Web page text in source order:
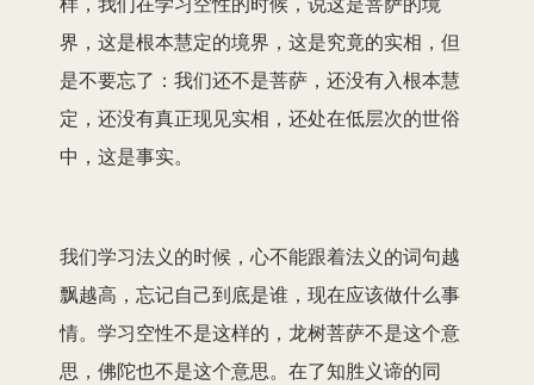
界，这是根本慧定的境界，这是究竟的实相，但
是不要忘了：我们还不是菩萨，还没有入根本慧
定，还没有真正现见实相，还处在低层次的世俗
中，这是事实。
我们学习法义的时候，心不能跟着法义的词句越
飘越高，忘记自己到底是谁，现在应该做什么事
情。学习空性不是这样的，龙树菩萨不是这个意
思，佛陀也不是这个意思。在了知胜义谛的同